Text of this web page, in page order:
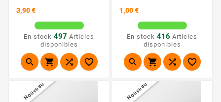
3,90 €Prix
En stock 497 Articles
disponibles
   
1,00 €Prix
En stock 416 Articles
disponibles
   
Nouveau Nouveau